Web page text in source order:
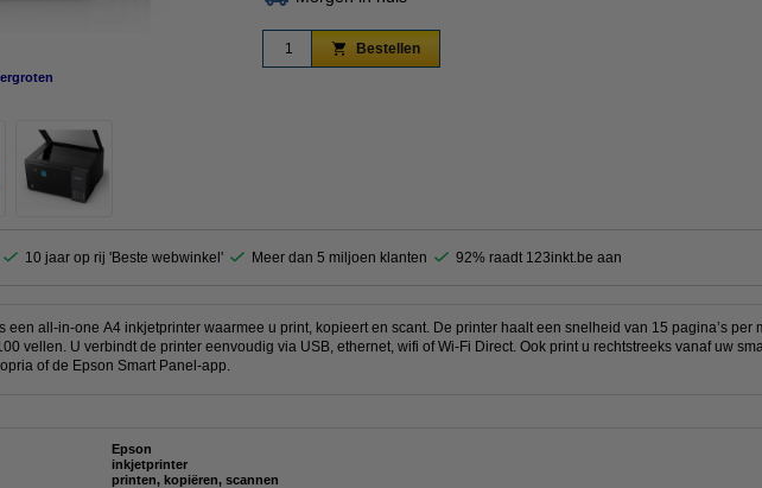
Bestellen
10 jaar op rij 'Beste webwinkel' Meer dan 5 miljoen klanten 92% raadt 123inkt.be aan
een all-in-one A4 inkjetprinter waarmee u print, kopieert en scant. De printer haalt een snelheid van 15 pagina’s per
vellen. U verbindt de printer eenvoudig via USB, ethernet, wifi of Wi-Fi Direct. Ook print u rechtstreeks vanaf uw
of de Epson Smart Panel-app.
Epson
inkjetprinter
printen, kopiëren, scannen